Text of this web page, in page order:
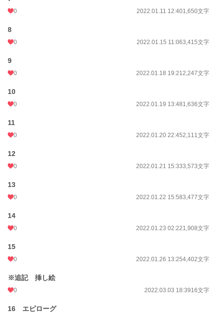
0 2022.01.11 12:401,650文字
8
0 2022.01.15 11:063,415文字
9
0 2022.01.18 19:212,247文字
10
0 2022.01.19 13:481,636文字
11
0 2022.01.20 22:452,111文字
12
0 2022.01.21 15:333,573文字
13
0 2022.01.22 15:583,477文字
14
0 2022.01.23 02:221,908文字
15
0 2022.01.26 13:254,402文字
※追記 挿し絵
0 2022.03.03 18:3916文字
16 エピローグ